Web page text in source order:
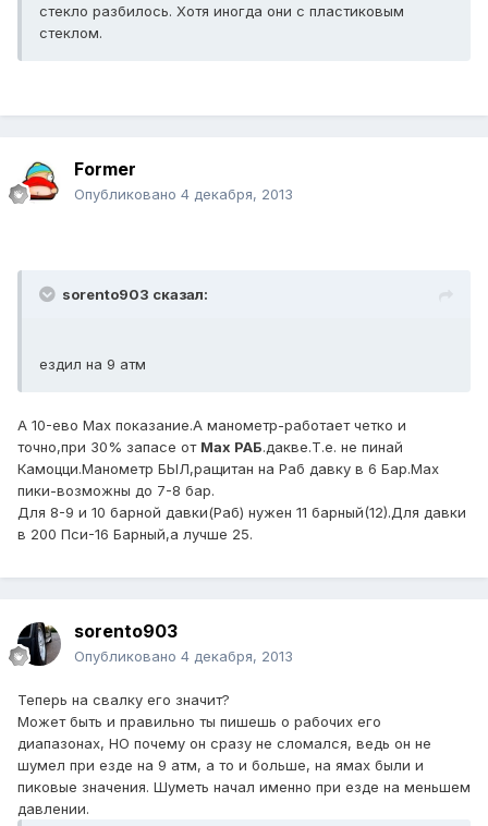
стекло разбилось. Хотя иногда они с пластиковым
стеклом.
Former
Опубликовано 4 декабря, 2013
sorento903 сказал:
ездил на 9 атм
А 10-ево Мах показание.А манометр-работает четко и
точно,при 30% запасе от Мах РАБ.дакве.Т.е. не пинай
Камоцци.Манометр БЫЛ,ращитан на Раб давку в 6 Бар.Мах
пики-возможны до 7-8 бар.
Для 8-9 и 10 барной давки(Раб) нужен 11 барный(12).Для давки
в 200 Пси-16 Барный,а лучше 25.
sorento903
Опубликовано 4 декабря, 2013
Теперь на свалку его значит?
Может быть и правильно ты пишешь о рабочих его
диапазонах, НО почему он сразу не сломался, ведь он не
шумел при езде на 9 атм, а то и больше, на ямах были и
пиковые значения. Шуметь начал именно при езде на меньшем
давлении.